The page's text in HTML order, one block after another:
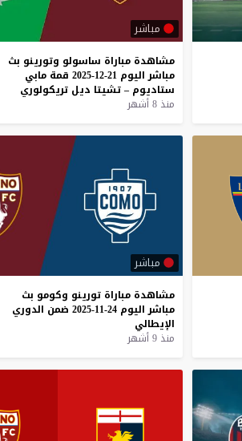
مباشر
مشاهدة مباراة ساسولو وتورينو بث
مباشر اليوم 21-12-2025 قمة مابي
ستاديوم –تشيتا ديل تريكولوري
منذ 8 أشهر
مباشر
مشاهدة مباراة تورينو وكومو بث
مباشر اليوم 24-11-2025 ضمن الدوري
الإيطالي
منذ 9 أشهر